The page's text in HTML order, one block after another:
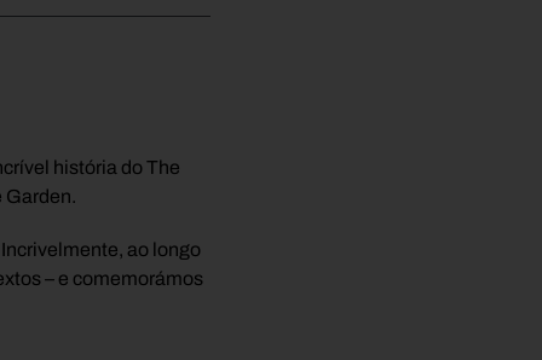
história do The
Garden.
ao longo
– e comemorámos